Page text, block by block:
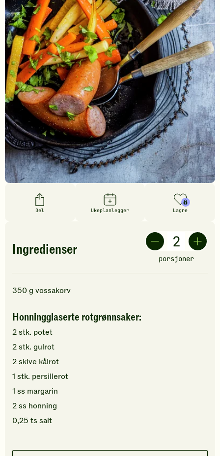
Del Ukeplanlegger Lagre
Ingredienser
porsjoner
350g vossakorv
Honningglaserte rotgrønnsaker:
2stk. potet
2stk. gulrot
2skive kålrot
1 stk. persillerot
1 ss margarin
2ss honning
0,25 ts salt